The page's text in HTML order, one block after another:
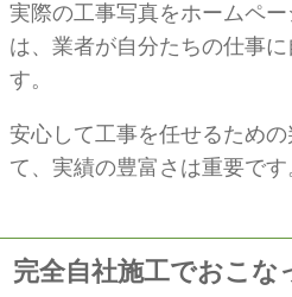
実際の工事写真をホームペ
は、業者が自分たちの仕事
す。
安心して工事を任せるため
て、実績の豊富さは重要です
完全自社施工でおこな